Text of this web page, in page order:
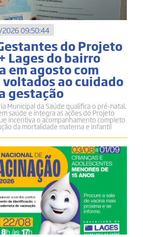
09:50:44
do Projeto
Lages do bairro
em agosto com
ao cuidado
gestação
Municipal da Saúde qualifica o pré-natal,
saúde e integra as ações do Projeto
incentiva o acompanhamento completo
da mortalidade materna e infantil